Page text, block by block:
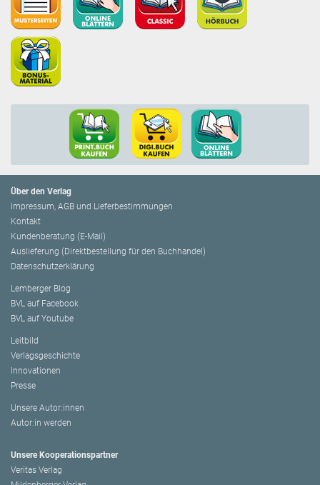
Über den Verlag
Impressum, AGB und Lieferbestimmungen
Kontakt
Kundenberatung (E-Mail)
Auslieferung (Direktbestellung für den Buchhandel)
Datenschutzerklärung
Lemberger Blog
BVL auf Facebook
BVL auf Youtube
Leitbild
Verlagsgeschichte
Innovationen
Presse
Unsere Autor:innen
Autor:in werden
Unsere Kooperationspartner
Veritas Verlag